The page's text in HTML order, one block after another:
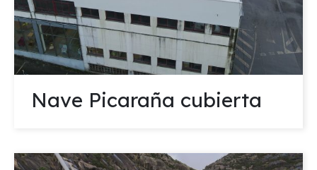
Nave Picaraña cubierta